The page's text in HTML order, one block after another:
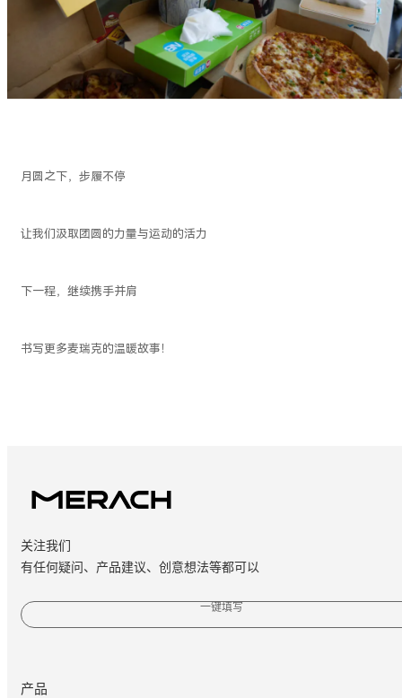
月圆之下，步履不停
让我们汲取团圆的力量与运动的活力
下一程，继续携手并肩
书写更多麦瑞克的温暖故事！
关注我们
有任何疑问、产品建议、创意想法等都可以
一键填写
产品